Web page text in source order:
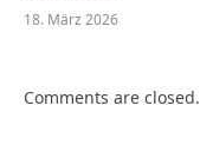
18. März 2026
Comments are closed.